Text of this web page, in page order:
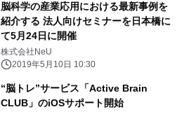
脳科学の産業応用における最新事例を
紹介する 法人向けセミナーを日本橋に
て5月24日に開催
株式会社NeU
2019年5月10日 10:30
“脳トレ”サービス「Active Brain
CLUB」のiOSサポート開始